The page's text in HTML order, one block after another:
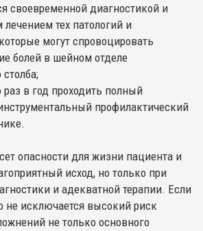
своевременной диагностикой и
тех патологий и
могут спровоцировать
болей в шейном отделе
раз в год проходить полный
профилактический
опасности для жизни пациента и
исход, но только при
и адекватной терапии. Если
не исключается высокий риск
не только основного